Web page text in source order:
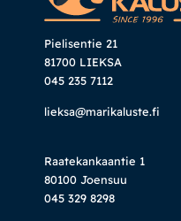
Pielisentie 21
81700 LIEKSA
045 235 7112
lieksa@marikaluste.fi
Raatekankaantie 1
80100 Joensuu
045 329 8298